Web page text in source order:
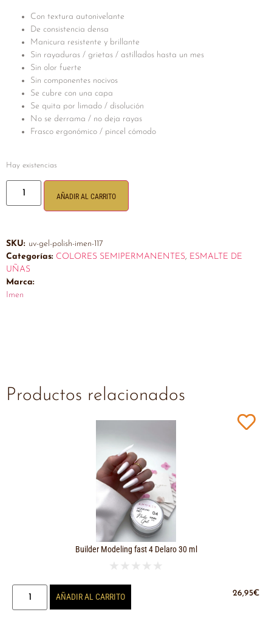
Con textura autonivelante
De consistencia densa
Manicura resistente y brillante
Sin rayaduras / grietas / astillados hasta un mes
Sin olor fuerte
Sin componentes nocivos
Se cubre con una capa
Se quita por limado / disolución
No se derrama / no deja rayas
Frasco ergonómico / pincel cómodo
Hay existencias
AÑADIR AL CARRITO
SKU: uv-gel-polish-imen-117
Categorías: COLORES SEMIPERMANENTES, ESMALTE DE
UÑAS
Marca:
Imen
Productos relacionados
Builder Modeling fast 4 Delaro 30 ml
★ ★ ★ ★ ★
26,95€
AÑADIR AL CARRITO